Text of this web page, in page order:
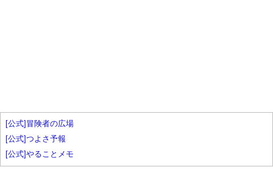
[公式]冒険者の広場
[公式]つよさ予報
[公式]やることメモ